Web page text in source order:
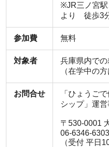
※JR三ノ宮
より 徒歩3
参加費 無料
対象者
兵庫県内で
（在学中の
お問合せ
「ひょうご
シップ」運
〒530-0001
06-6346-6303
（受付 平日